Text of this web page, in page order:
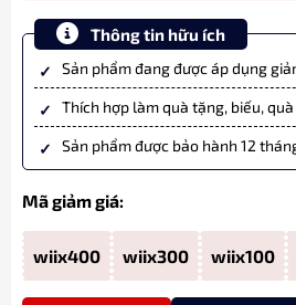
Thông tin hữu ích
Sản phẩm đang được áp dụng
Thích hợp làm quà tặng, biếu,
Sản phẩm được bảo hành 12
Mã giảm giá:
wiix400 wiix300 wiix100